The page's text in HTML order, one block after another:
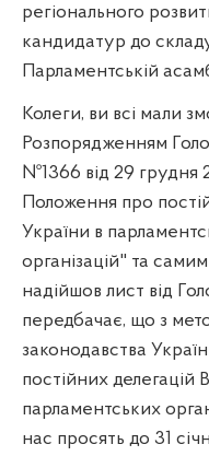
регіонального
кандидатур до
Парламентській
Колеги, ви всі мали
Розпорядженням
№1366 від 29
Положення про
України в
організацій" та
надійшов лист від
передбачає, що з
законодавства
постійних делегацій
парламентських
нас просять до 31